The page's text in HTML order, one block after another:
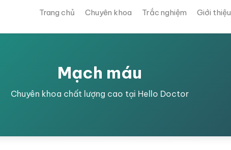
Trang chủ Chuyên khoa Trắc nghiệm Giới thiệu
Mạch máu
Chuyên khoa chất lượng cao tại Hello Doctor